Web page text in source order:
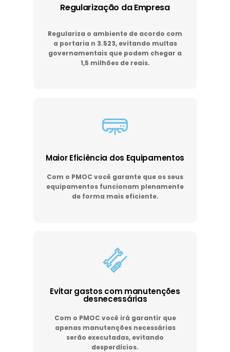
Regularização da Empresa
Regulariza o ambiente de acordo com
a portaria n 3.523, evitando multas
governamentais que podem chegar a
1,5 milhões de reais.
Maior Eficiência dos Equipamentos
Com o PMOC você garante que os seus
equipamentos funcionam plenamente
de forma mais eficiente.
Evitar gastos com manutenções
desnecessárias
Com o PMOC você irá garantir que
apenas manutenções necessárias
serão executadas, evitando
desperdícios.